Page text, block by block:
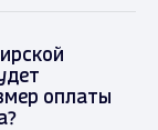
оплаты